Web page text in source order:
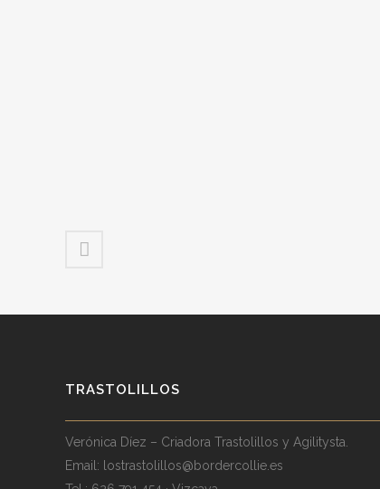
TRASTOLILLOS
Verónica Díez – Criadora Trastolillos y Agilitysta.
Email:
lostrastolillos@bordercollie.es